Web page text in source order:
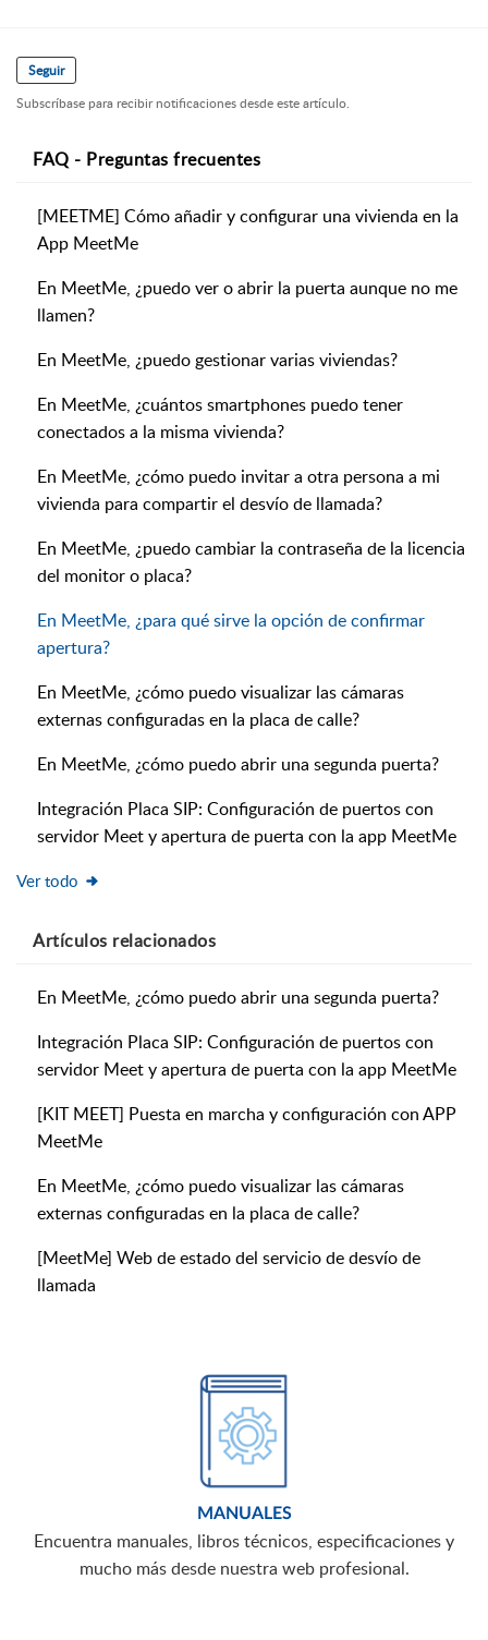
Seguir
Subscríbase para recibir notificaciones desde este artículo.
FAQ - Preguntas frecuentes
[MEETME] Cómo añadir y configurar una vivienda en la
App MeetMe
En MeetMe, ¿puedo ver o abrir la puerta aunque no me
llamen?
En MeetMe, ¿puedo gestionar varias viviendas?
En MeetMe, ¿cuántos smartphones puedo tener
conectados a la misma vivienda?
En MeetMe, ¿cómo puedo invitar a otra persona a mi
vivienda para compartir el desvío de llamada?
En MeetMe, ¿puedo cambiar la contraseña de la licencia
del monitor o placa?
En MeetMe, ¿para qué sirve la opción de confirmar
apertura?
En MeetMe, ¿cómo puedo visualizar las cámaras
externas configuradas en la placa de calle?
En MeetMe, ¿cómo puedo abrir una segunda puerta?
Integración Placa SIP: Configuración de puertos con
servidor Meet y apertura de puerta con la app MeetMe
Ver todo
Artículos relacionados
En MeetMe, ¿cómo puedo abrir una segunda puerta?
Integración Placa SIP: Configuración de puertos con
servidor Meet y apertura de puerta con la app MeetMe
[KIT MEET] Puesta en marcha y configuración con APP
MeetMe
En MeetMe, ¿cómo puedo visualizar las cámaras
externas configuradas en la placa de calle?
[MeetMe] Web de estado del servicio de desvío de
llamada
MANUALES
Encuentra manuales, libros técnicos, especificaciones y
mucho más desde nuestra web profesional.